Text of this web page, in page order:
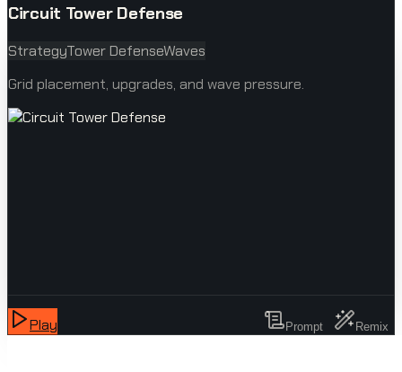
Circuit Tower Defense
StrategyTower DefenseWaves
Grid placement, upgrades, and wave pressure.
Play Prompt Remix